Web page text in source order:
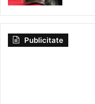
Publicitate